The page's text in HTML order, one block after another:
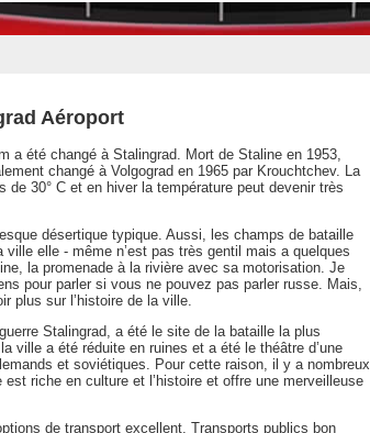
Aéroport
a été changé à Stalingrad. Mort de Staline en 1953,
changé à Volgograd en 1965 par Krouchtchev. La
30° C et en hiver la température peut devenir très
désertique typique. Aussi, les champs de bataille
elle - même n’est pas très gentil mais a quelques
la promenade à la rivière avec sa motorisation. Je
pour parler si vous ne pouvez pas parler russe. Mais,
plus sur l’histoire de la ville.
Stalingrad, a été le site de la bataille la plus
ville a été réduite en ruines et a été le théâtre d’une
et soviétiques. Pour cette raison, il y a nombreux
riche en culture et l’histoire et offre une merveilleuse
de transport excellent. Transports publics bon